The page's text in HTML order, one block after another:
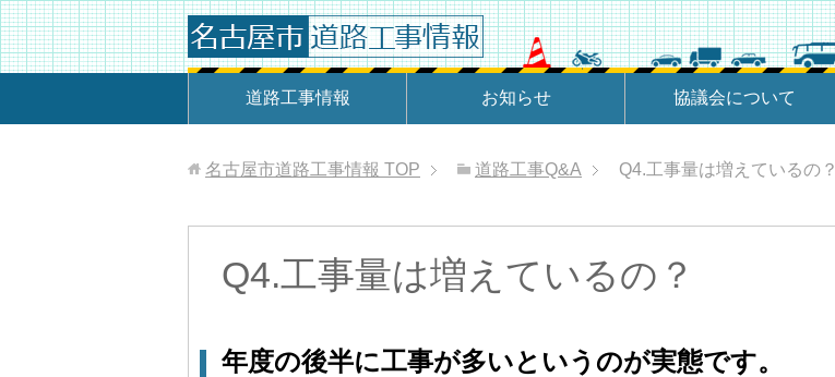
道路工事情報 お知らせ 協議会について
名古屋市道路工事情報 TOP 道路工事Q&A Q4.工事量は増えているの？
Q4.工事量は増えているの？
年度の後半に工事が多いというのが実態です。